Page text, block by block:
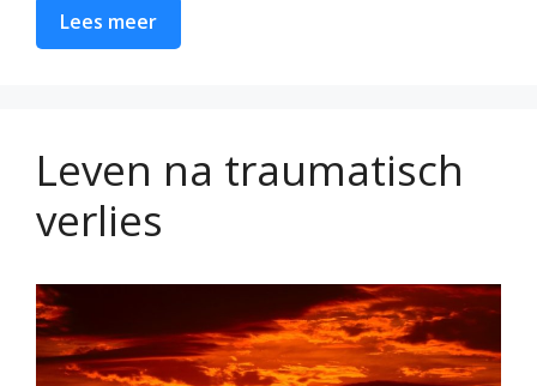
Lees meer
Leven na traumatisch
verlies